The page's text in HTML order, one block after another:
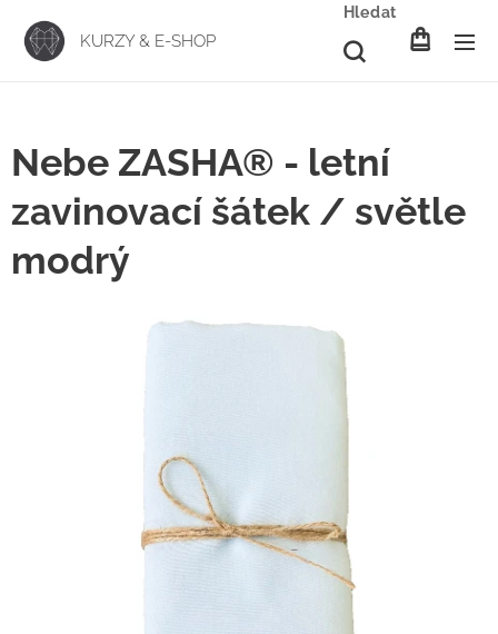
KURZY & E-SHOP
Hledat
Nebe ZASHA® - letní
zavinovací šátek / světle
modrý